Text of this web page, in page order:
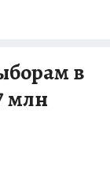
в
млн